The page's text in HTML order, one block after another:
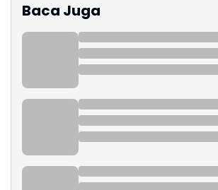
Baca Juga